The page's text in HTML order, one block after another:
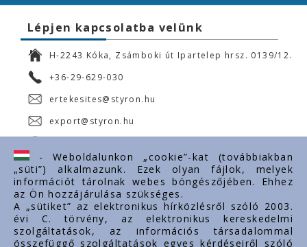
Lépjen kapcsolatba velünk
H-2243 Kóka, Zsámboki út Ipartelep hrsz. 0139/12.
+36-29-629-030
ertekesites@styron.hu
export@styron.hu
Fontos linkek
Rólunk
Dokumentumok
- Weboldalunkon „cookie”-kat (továbbiakban
„süti”) alkalmazunk. Ezek olyan fájlok, melyek
információt tárolnak webes böngészőjében. Ehhez
az Ön hozzájárulása szükséges.
A „sütiket” az elektronikus hírközlésről szóló 2003.
évi C. törvény, az elektronikus kereskedelmi
szolgáltatások, az információs társadalommal
összefüggő szolgáltatások egyes kérdéseiről szóló